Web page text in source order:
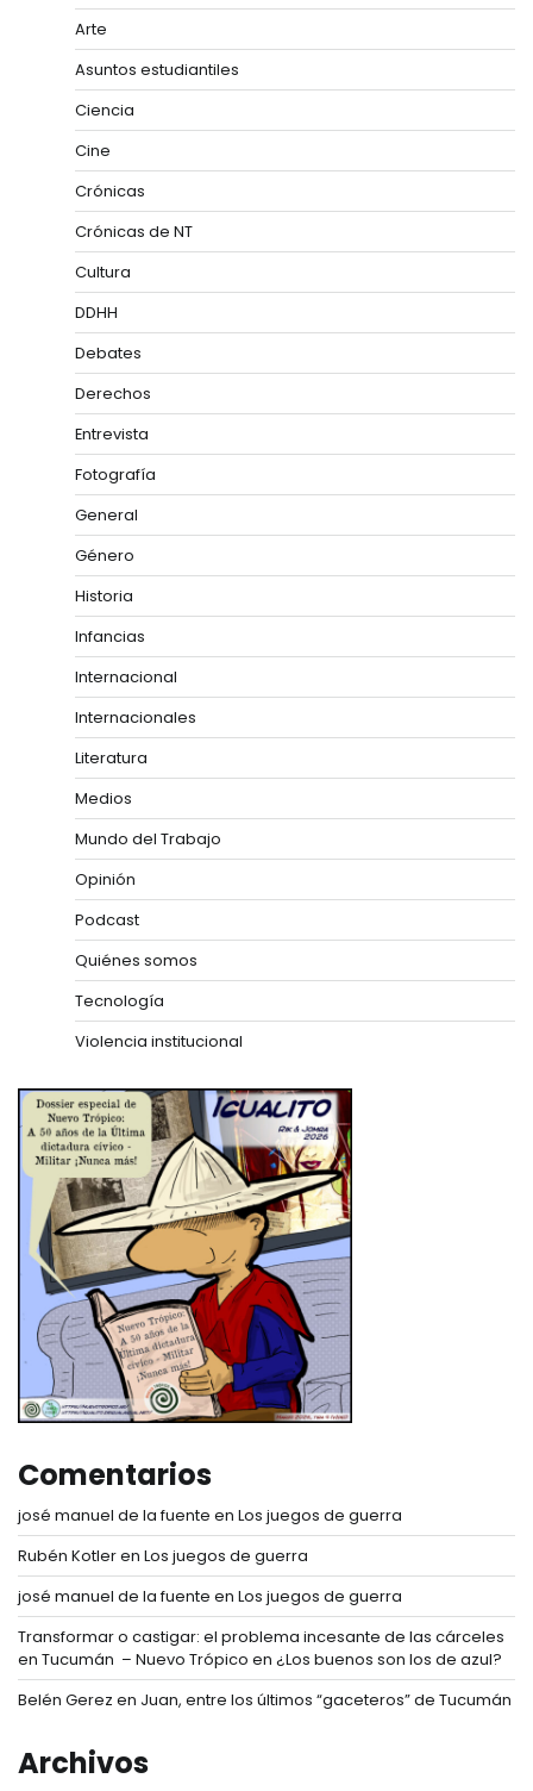
Arte
Asuntos estudiantiles
Ciencia
Cine
Crónicas
Crónicas de NT
Cultura
DDHH
Debates
Derechos
Entrevista
Fotografía
General
Género
Historia
Infancias
Internacional
Internacionales
Literatura
Medios
Mundo del Trabajo
Opinión
Podcast
Quiénes somos
Tecnología
Violencia institucional
Comentarios
josé manuel de la fuente en Los juegos de guerra
Rubén Kotleren Los juegos de guerra
josé manuel de la fuente en Los juegos de guerra
Transformar o castigar: el problema incesante de las cárceles
en Tucumán – Nuevo Trópico en ¿Los buenos son los de azul?
Belén Gerez en Juan, entre los últimos “gaceteros” de Tucumán
Archivos